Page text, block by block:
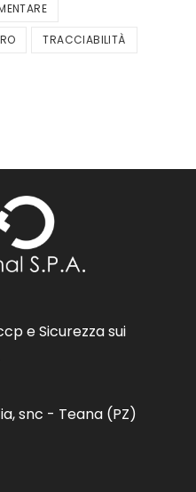
TRACCIABILITÀ
e Sicurezza sui
snc - Teana (PZ)